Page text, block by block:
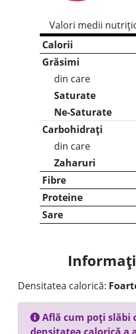
Valori medii
Calorii
Grăsimi
din care
Saturate
Ne-Saturate
Carbohidrați
din care
Zaharuri
Fibre
Proteine
Sare
Densitatea calorică:
Află cum poți slăbi